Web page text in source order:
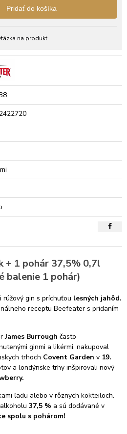
Pridať do košíka
na produkt
+ 1 pohár 37,5% 0,7l
balenie 1 pohár)
rúžový gin s príchuťou lesných jahôd.
receptu Beefeater s pridaním
James Burrough často
ginmi a likérmi, nakupoval
trhoch Covent Garden v 19.
a londýnske trhy inšpirovali nový
ľadu alebo v rôznych kokteiloch.
37,5 % a sú dodávané v
spolu s pohárom!